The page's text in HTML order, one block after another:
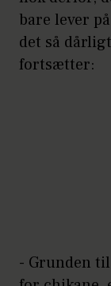
bare lever
det så
fortsætter:
- Grunden